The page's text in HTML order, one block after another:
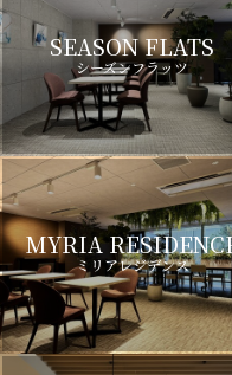
SEASON FLATS
シーズンフラッツ
MYRIA
ミリアレジデンス